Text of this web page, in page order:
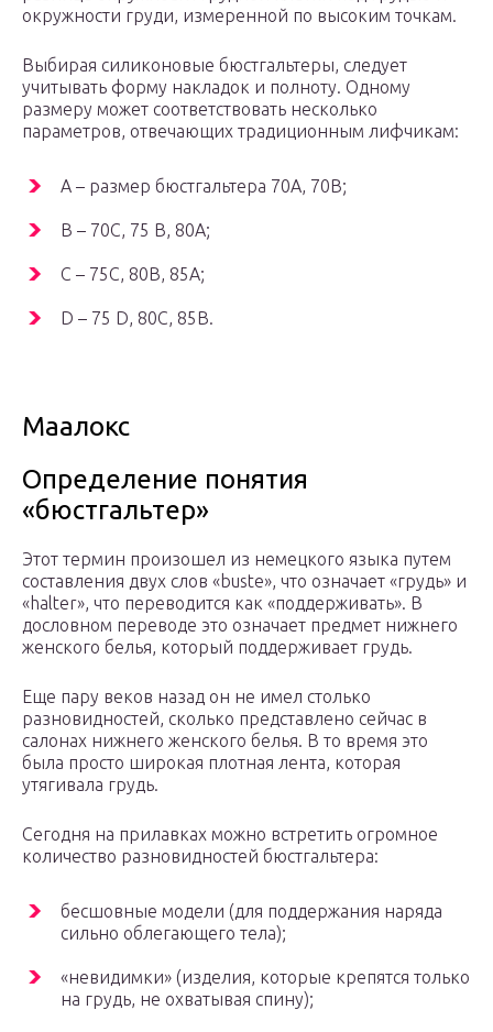
окружности груди, измеренной по высоким точкам.
Выбирая силиконовые бюстгальтеры, следует
учитывать форму накладок и полноту. Одному
размеру может соответствовать несколько
параметров, отвечающих традиционным лифчикам:
A – размер бюстгальтера 70A, 70B;
B – 70С, 75 B, 80А;
C – 75С, 80B, 85А;
D – 75 D, 80С, 85B.
Маалокс
Определение понятия
«бюстгальтер»
Этот термин произошел из немецкого языка путем
составления двух слов «buste», что означает «грудь» и
«halter», что переводится как «поддерживать». В
дословном переводе это означает предмет нижнего
женского белья, который поддерживает грудь.
Еще пару веков назад он не имел столько
разновидностей, сколько представлено сейчас в
салонах нижнего женского белья. В то время это
была просто широкая плотная лента, которая
утягивала грудь.
Сегодня на прилавках можно встретить огромное
количество разновидностей бюстгальтера:
бесшовные модели (для поддержания наряда
сильно облегающего тела);
«невидимки» (изделия, которые крепятся только
на грудь, не охватывая спину);